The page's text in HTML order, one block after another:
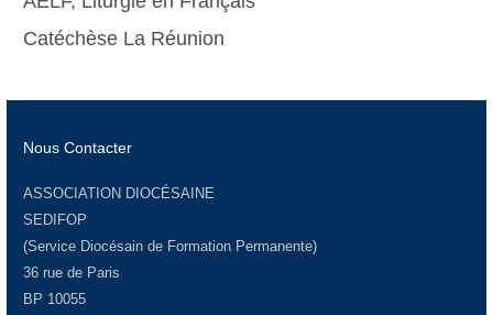
Catéchèse La Réunion
Nous Contacter
ASSOCIATION DIOCÉSAINE
SEDIFOP
(Service Diocésain de Formation Permanente)
36 rue de Paris
BP 10055